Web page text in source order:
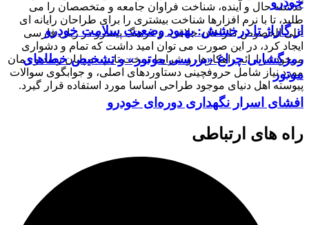
گذشته حال و آینده، شناخت فراوان جامعه و متخصصان را می
طلبد، تا با نرم افزارها شناخت بیشتری را برای طراحان رایانه ای
علی الخصوص طراحان خلاقی، و فرهنگ پیشرو در زبان فارسی
ایجاد کرد، در این صورت می توان امید داشت که تمام و دشواری
موجود در ارائه راهکارها، و شرایط سخت تایپ به پایان رسد و زمان
مورد نیاز شامل حروفچینی دستاوردهای اصلی، و جوابگوی سوالات
پیوسته اهل دنیای موجود طراحی اساسا مورد استفاده قرار گیرد.
از گاراژ تا درخشش: بهبود وضعیت سلامت خودرو
رمزگشایی چراغ «بررسی موتور» و تشخیص خطاهای
موتور
افشای اسرار نگهداری دوره‌ای خودرو
راه های ارتباطی